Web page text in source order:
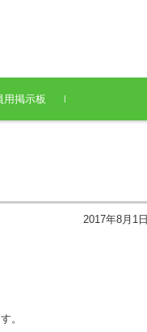
用掲示板
2017年8月1日
。